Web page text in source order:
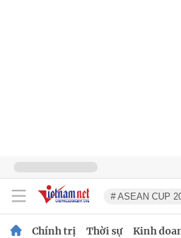
# ASEAN CUP
Chính trị Thời sự Kinh